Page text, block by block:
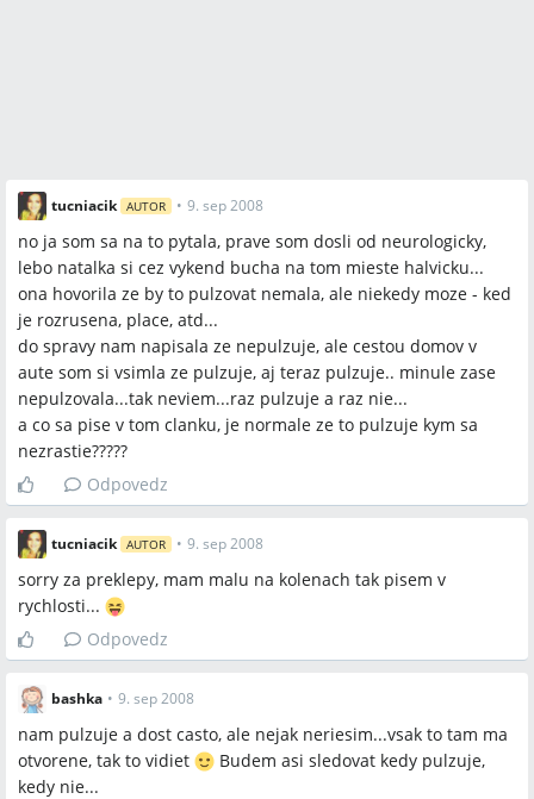
tucniacik AUTOR • 9. sep 2008
no ja som sa na to pytala, prave som dosli od neurologicky,
lebo natalka si cez vykend bucha na tom mieste halvicku...
ona hovorila ze by to pulzovat nemala, ale niekedy moze - ked
je rozrusena, place, atd...
do spravy nam napisala ze nepulzuje, ale cestou domov v
aute som si vsimla ze pulzuje, aj teraz pulzuje.. minule zase
nepulzovala...tak neviem...raz pulzuje a raz nie...
a co sa pise v tom clanku, je normale ze to pulzuje kym sa
nezrastie?????
Odpovedz
tucniacik AUTOR • 9. sep 2008
sorry za preklepy, mam malu na kolenach tak pisem v
rychlosti...
Odpovedz
bashka • 9. sep 2008
nam pulzuje a dost casto, ale nejak neriesim...vsak to tam ma
otvorene, tak to vidiet
Budem asi sledovat kedy pulzuje,
kedy nie...